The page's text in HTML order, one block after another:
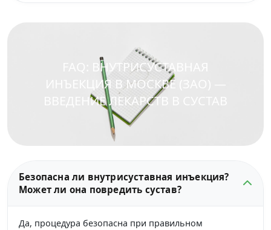
FAQ: ВНУТРИСУСТАВНАЯ
ИНЪЕКЦИЯ В МОСКВЕ (ЗАО) —
ВВЕДЕНИЕ ЛЕКАРСТВ В СУСТАВ
Безопасна ли внутрисуставная инъекция?
Может ли она повредить сустав?
Да, процедура безопасна при правильном